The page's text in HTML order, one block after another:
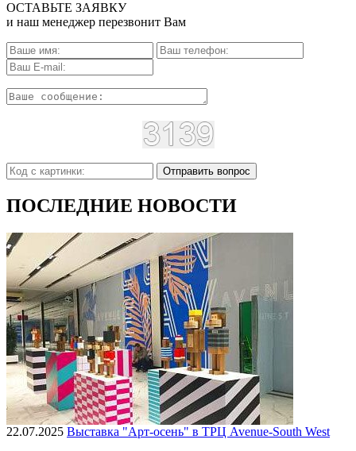
ОСТАВЬТЕ ЗАЯВКУ
и наш менеджер перезвонит Вам
Отправить вопрос
ПОСЛЕДНИЕ НОВОСТИ
22.07.2025 Выставка "Арт-осень" в ТРЦ Avenue-South West